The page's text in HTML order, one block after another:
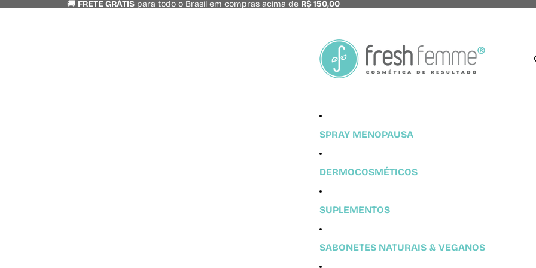
🚚 FRETE GRÁTIS para todo o Brasil em compras acima de R$ 150,00
SPRAY MENOPAUSA
DERMOCOSMÉTICOS
SUPLEMENTOS
SABONETES NATURAIS & VEGANOS